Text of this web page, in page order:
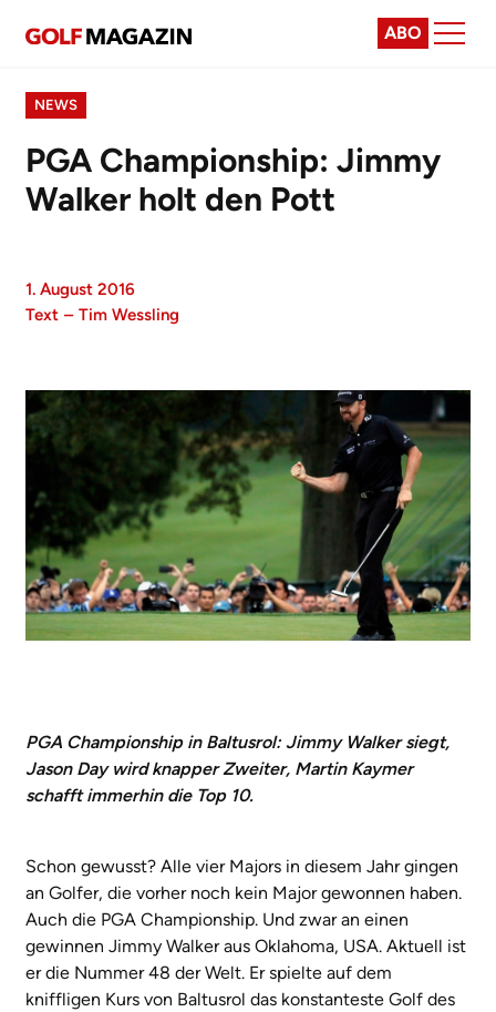
ABO
NEWS
PGA Championship: Jimmy
Walker holt den Pott
1. August 2016
Text – Tim Wessling
PGA Championship in Baltusrol: Jimmy Walker siegt,
Jason Day wird knapper Zweiter, Martin Kaymer
schafft immerhin die Top 10.
Schon gewusst? Alle vier Majors in diesem Jahr gingen
an Golfer, die vorher noch kein Major gewonnen haben.
Auch die PGA Championship. Und zwar an einen
gewinnen Jimmy Walker aus Oklahoma, USA. Aktuell ist
er die Nummer 48 der Welt. Er spielte auf dem
kniffligen Kurs von Baltusrol das konstanteste Golf des